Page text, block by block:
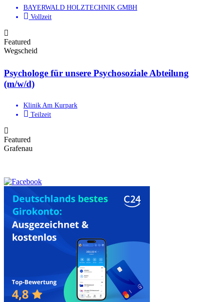
BAYERWALD HOLZTECHNIK GMBH
Vollzeit
Featured
Wegscheid
Psychologe für unsere Psychosoziale Abteilung
(m/w/d)
Klinik Am Kurpark
Teilzeit
Featured
Grafenau